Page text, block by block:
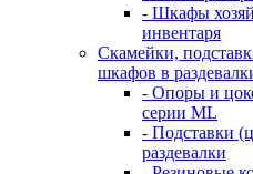
- Шкафы
инвентаря
Скамейки,
шкафов в
- Опоры и
серии ML
- Подставки
раздевалки